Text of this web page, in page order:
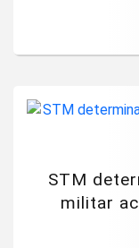
STM
militar